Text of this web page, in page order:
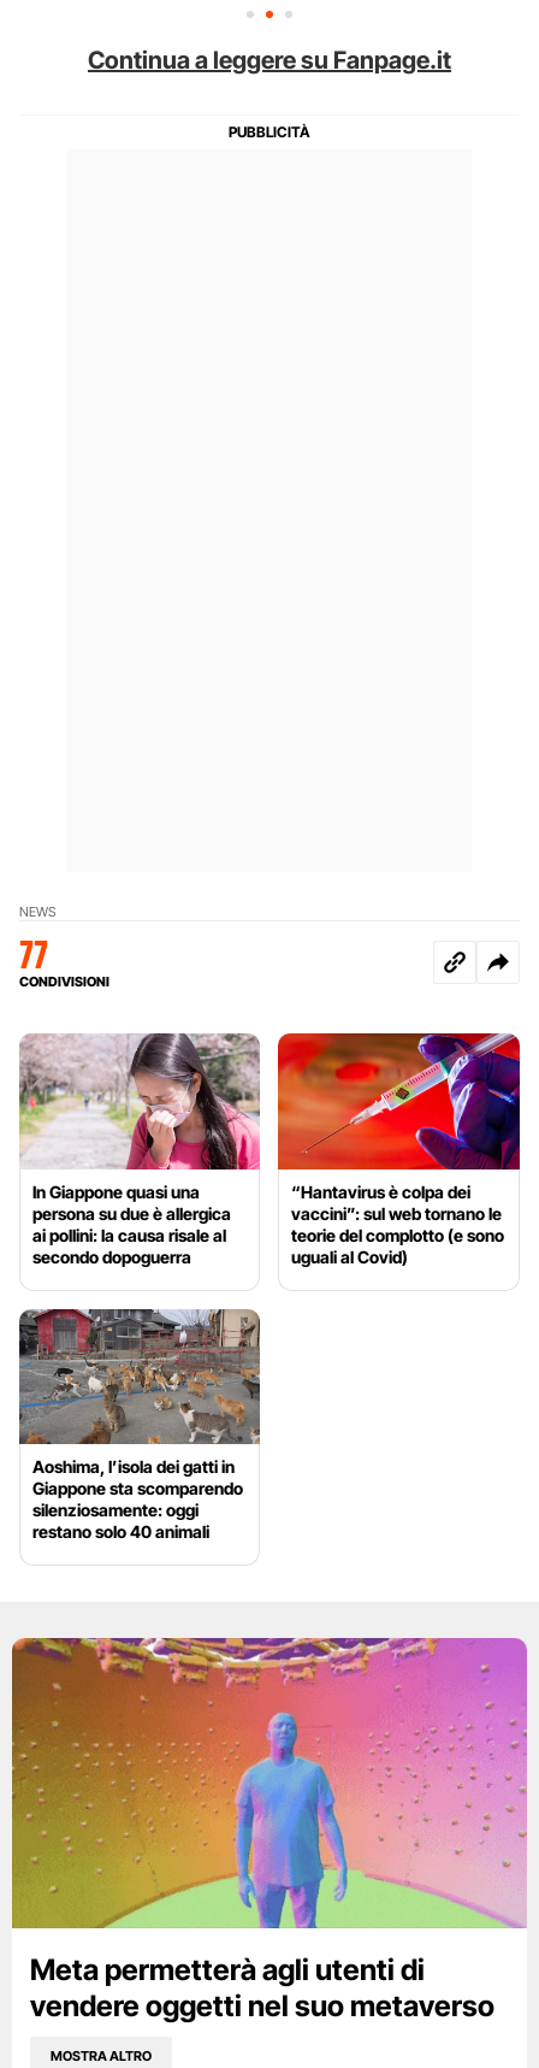
Continua a leggere su Fanpage.it
NEWS
77
CONDIVISIONI
In Giappone quasi una
persona su due è allergica
ai pollini: la causa risale al
secondo dopoguerra
“Hantavirus è colpa dei
vaccini”: sul web tornano le
teorie del complotto (e sono
uguali al Covid)
Aoshima, l’isola dei gatti in
Giappone sta scomparendo
silenziosamente: oggi
restano solo 40 animali
Meta permetterà agli utenti di
vendere oggetti nel suo metaverso
MOSTRA ALTRO